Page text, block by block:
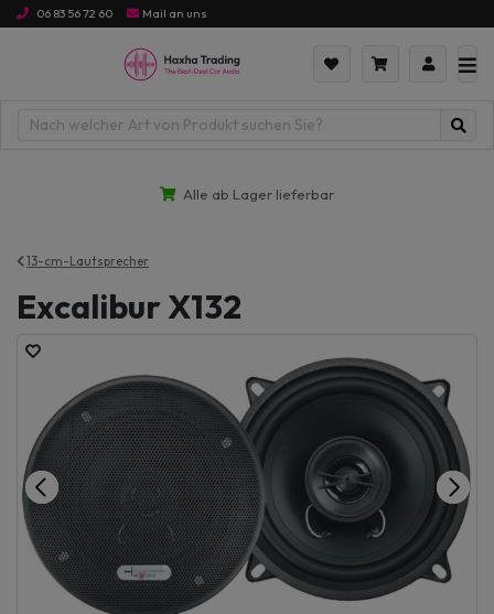
06 83 56 72 60 Mail an uns
Alle ab Lager lieferbar
13-cm-Lautsprecher
Excalibur X132